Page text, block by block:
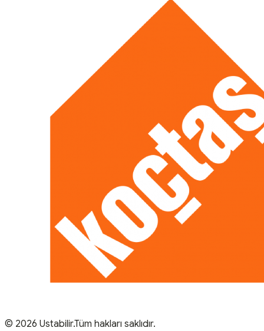
© 2026 Ustabilir.Tüm hakları saklıdır.